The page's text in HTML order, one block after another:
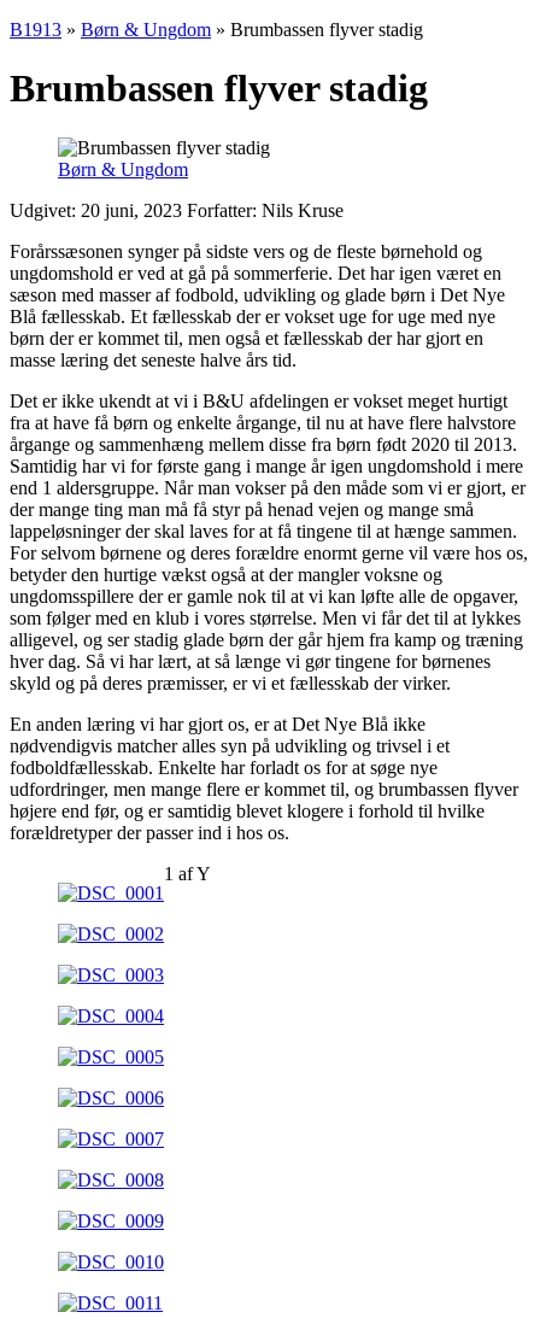
B1913 » Børn & Ungdom » Brumbassen flyver stadig
Brumbassen flyver stadig
Børn & Ungdom
Udgivet: 20 juni, 2023 Forfatter: Nils Kruse
Forårssæsonen synger på sidste vers og de fleste børnehold og
ungdomshold er ved at gå på sommerferie. Det har igen været en
sæson med masser af fodbold, udvikling og glade børn i Det Nye
Blå fællesskab. Et fællesskab der er vokset uge for uge med nye
børn der er kommet til, men også et fællesskab der har gjort en
masse læring det seneste halve års tid.
Det er ikke ukendt at vi i B&U afdelingen er vokset meget hurtigt
fra at have få børn og enkelte årgange, til nu at have flere halvstore
årgange og sammenhæng mellem disse fra børn født 2020 til 2013.
Samtidig har vi for første gang i mange år igen ungdomshold i mere
end 1 aldersgruppe. Når man vokser på den måde som vi er gjort, er
der mange ting man må få styr på henad vejen og mange små
lappeløsninger der skal laves for at få tingene til at hænge sammen.
For selvom børnene og deres forældre enormt gerne vil være hos os,
betyder den hurtige vækst også at der mangler voksne og
ungdomsspillere der er gamle nok til at vi kan løfte alle de opgaver,
som følger med en klub i vores størrelse. Men vi får det til at lykkes
alligevel, og ser stadig glade børn der går hjem fra kamp og træning
hver dag. Så vi har lært, at så længe vi gør tingene for børnenes
skyld og på deres præmisser, er vi et fællesskab der virker.
En anden læring vi har gjort os, er at Det Nye Blå ikke
nødvendigvis matcher alles syn på udvikling og trivsel i et
fodboldfællesskab. Enkelte har forladt os for at søge nye
udfordringer, men mange flere er kommet til, og brumbassen flyver
højere end før, og er samtidig blevet klogere i forhold til hvilke
forældretyper der passer ind i hos os.
1 afY